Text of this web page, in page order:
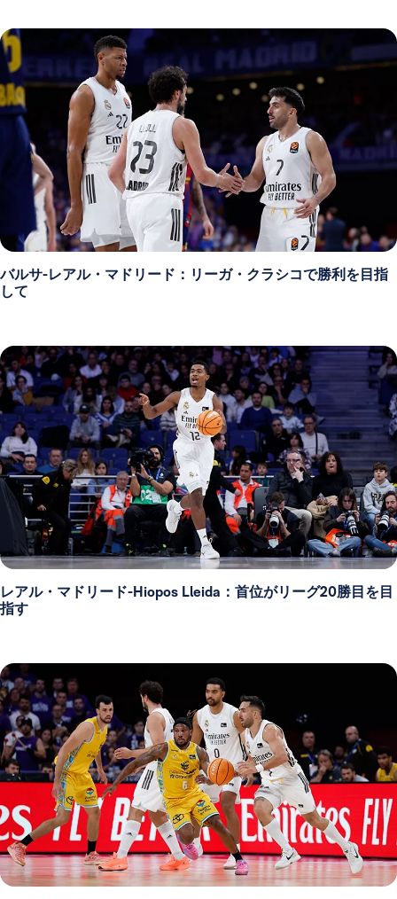
バルサ-レアル・マドリード：リーガ・クラシコで勝利を目指
して
レアル・マドリード-Hiopos Lleida：首位がリーグ20勝目を目
指す